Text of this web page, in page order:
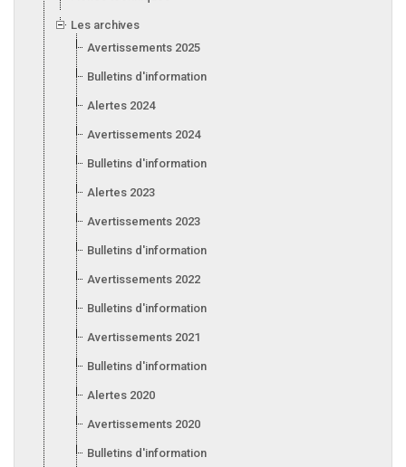
Les archives
Avertissements 2025
Bulletins d'information 2025
Alertes 2024
Avertissements 2024
Bulletins d'information 2024
Alertes 2023
Avertissements 2023
Bulletins d'information 2023
Avertissements 2022
Bulletins d'information 2022
Avertissements 2021
Bulletins d'information 2021
Alertes 2020
Avertissements 2020
Bulletins d'information 2020